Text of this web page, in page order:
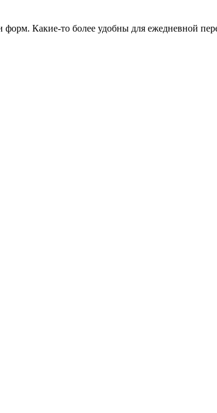
Какие-то более удобны для ежедневной